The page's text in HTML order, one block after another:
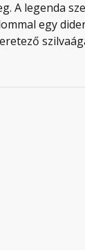
A legenda
egy